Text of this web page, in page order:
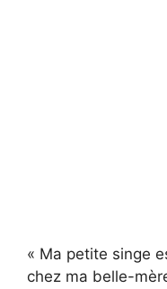
« Ma petite singe
chez ma belle-